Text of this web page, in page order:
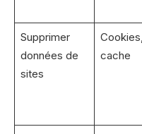
Supprimer
données de
sites
Cookies,
cache